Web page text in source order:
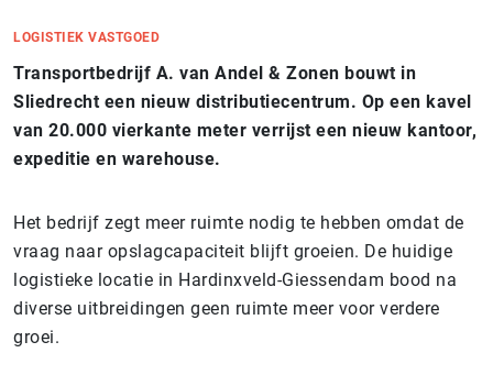
LOGISTIEK VASTGOED
Transportbedrijf A. van Andel & Zonen bouwt in
Sliedrecht een nieuw distributiecentrum. Op een kavel
van 20.000 vierkante meter verrijst een nieuw kantoor,
expeditie en warehouse.
Het bedrijf zegt meer ruimte nodig te hebben omdat de
vraag naar opslagcapaciteit blijft groeien. De huidige
logistieke locatie in Hardinxveld-Giessendam bood na
diverse uitbreidingen geen ruimte meer voor verdere
groei.